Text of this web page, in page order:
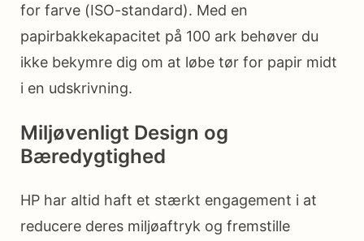
for farve (ISO-standard). Med en
papirbakkekapacitet på 100 ark behøver du
ikke bekymre dig om at løbe tør for papir midt
i en udskrivning.
Miljøvenligt Design og
Bæredygtighed
HP har altid haft et stærkt engagement i at
reducere deres miljøaftryk og fremstille